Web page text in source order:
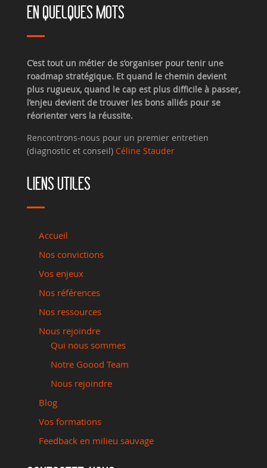
EN QUELQUES MOTS
C’est tout un métier de s’organiser pour tenir une
roadmap stratégique. Et quand le chemin devient
plus rugueux, quand le cap est plus difficile à passer,
l’enjeu devient de trouver les bons alliés pour se
réorienter vers la réussite.
Rencontrons-nous pour un premier entretien
(diagnostic et conseil) Céline Stauder
LIENS UTILES
Accueil
Nos convictions
Vos enjeux
Nos références
Nos ressources
Nous rejoindre
Qui nous sommes
Notre Goood Team
Nous rejoindre
Blog
Vos formations
Feedback en milieu sauvage